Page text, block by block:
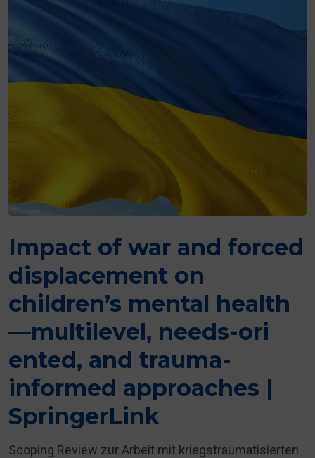
Impact of war and forced
displacement on
children’s mental health
—multilevel, needs-ori
ented, and trauma-
informed approaches |
SpringerLink
Scoping Review zur Arbeit mit kriegstraumatisierten